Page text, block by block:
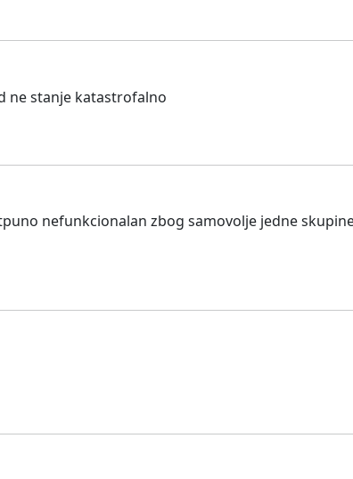
ne stanje katastrofalno
nefunkcionalan zbog samovolje jedne